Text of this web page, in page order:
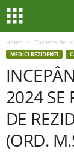
Home Carnete de
MEDICI REZIDENTI
2024 SE
DE
(ORD.